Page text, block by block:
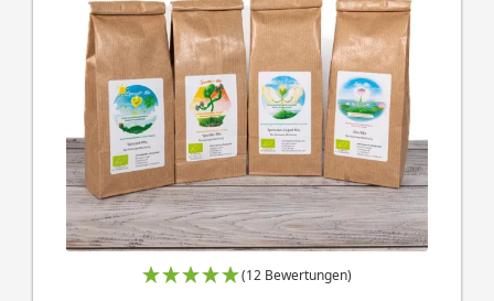
(12 Bewertungen)